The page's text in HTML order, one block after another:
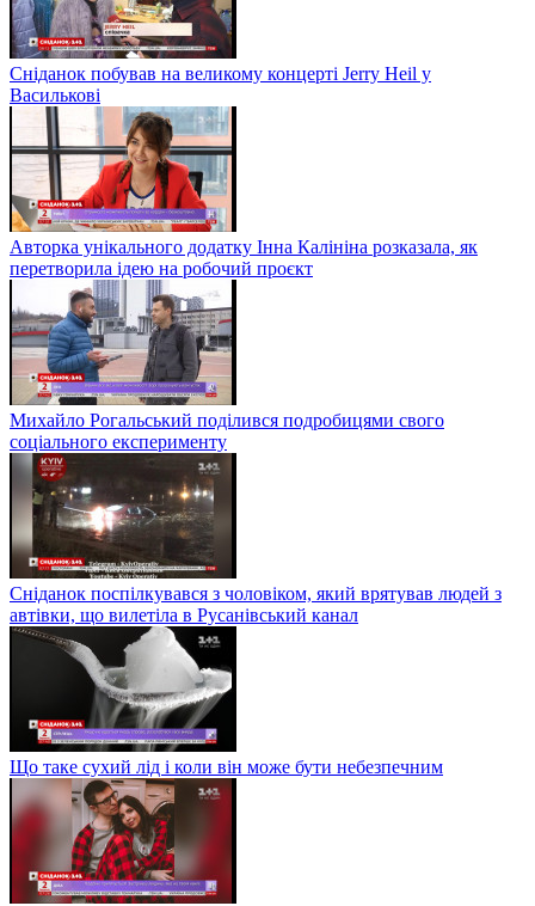
Сніданок побував на великому концерті Jerry Heil у
Василькові
Авторка унікального додатку Інна Калініна розказала, як
перетворила ідею на робочий проєкт
Михайло Рогальський поділився подробицями свого
соціального експерименту
Сніданок поспілкувався з чоловіком, який врятував людей з
автівки, що вилетіла в Русанівський канал
Що таке сухий лід і коли він може бути небезпечним